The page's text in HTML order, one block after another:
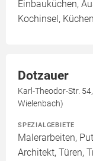
Einbauküchen,
Kochinsel,
Dotzauer
Karl-Theodor-Str.
Wielenbach)
SPEZIALGEBIETE
Malerarbeiten,
Architekt, Türen,